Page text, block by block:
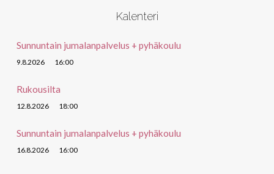
Kalenteri
Sunnuntain jumalanpalvelus + pyhäkoulu
9.8.2026 16:00
Rukousilta
12.8.2026 18:00
Sunnuntain jumalanpalvelus + pyhäkoulu
16.8.2026 16:00